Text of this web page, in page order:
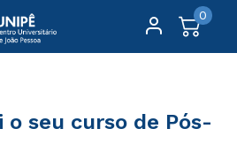
0
seu curso de Pós-